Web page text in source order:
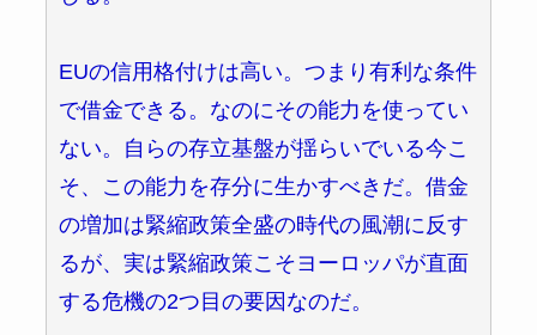
EUの信用格付けは高い。つまり有利な条件
で借金できる。なのにその能力を使ってい
ない。自らの存立基盤が揺らいでいる今こ
そ、この能力を存分に生かすべきだ。借金
の増加は緊縮政策全盛の時代の風潮に反す
るが、実は緊縮政策こそヨーロッパが直面
する危機の2つ目の要因なのだ。